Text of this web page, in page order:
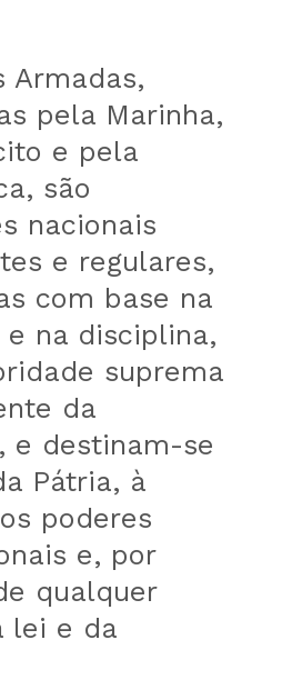
Armadas,
pela Marinha,
e pela
são
nacionais
e regulares,
com base na
e na disciplina,
suprema
da
e destinam-se
Pátria, à
poderes
e, por
qualquer
lei e da